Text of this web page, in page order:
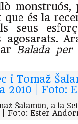
monstruós,
és la
seus
agosarats.
Balada per
Šalamun, a la
| Foto: Ester